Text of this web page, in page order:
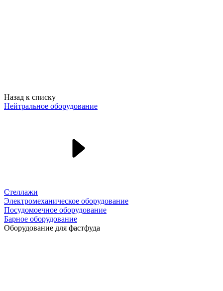
Назад к списку
Нейтральное оборудование
Стеллажи
Электромеханическое оборудование
Посудомоечное оборудование
Барное оборудование
Оборудование для фастфуда